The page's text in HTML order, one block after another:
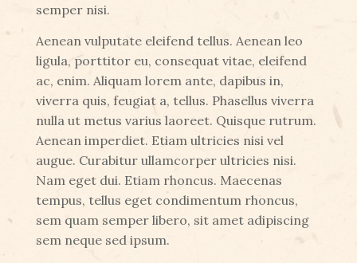
semper nisi.
Aenean vulputate eleifend tellus. Aenean leo
ligula, porttitor eu, consequat vitae, eleifend
ac, enim. Aliquam lorem ante, dapibus in,
viverra quis, feugiat a, tellus. Phasellus viverra
nulla ut metus varius laoreet. Quisque rutrum.
Aenean imperdiet. Etiam ultricies nisi vel
augue. Curabitur ullamcorper ultricies nisi.
Nam eget dui. Etiam rhoncus. Maecenas
tempus, tellus eget condimentum rhoncus,
sem quam semper libero, sit amet adipiscing
sem neque sed ipsum.